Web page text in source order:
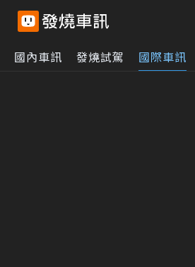
國內車訊 發燒試駕 國際車訊